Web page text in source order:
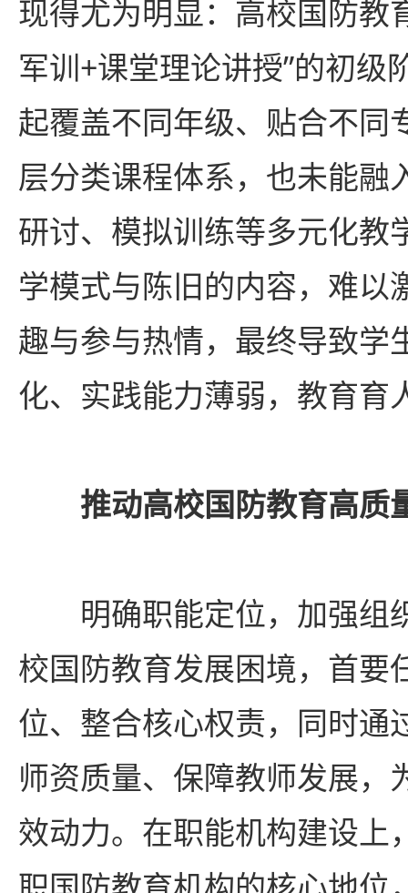
现得尤为明显：高校国防教
军训+课堂理论讲授”的初级
起覆盖不同年级、贴合不同
层分类课程体系，也未能融
研讨、模拟训练等多元化教
学模式与陈旧的内容，难以
趣与参与热情，最终导致学
化、实践能力薄弱，教育育
推动高校国防教育高质
明确职能定位，加强组
校国防教育发展困境，首要
位、整合核心权责，同时通
师资质量、保障教师发展，
效动力。在职能机构建设上